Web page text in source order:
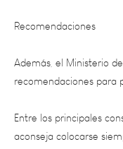
Además, el Ministerio
recomendaciones
Entre los principales
aconseja colocarse
encender el rodado y